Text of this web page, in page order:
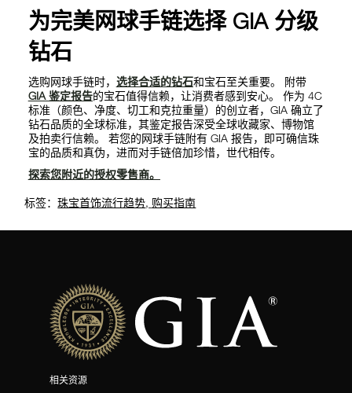
为完美网球手链选择 GIA 分级
钻石
选购网球手链时， 选择合适的钻石和宝石至关重要。 附带
GIA 鉴定报告的宝石值得信赖，让消费者感到安心。 作为 4C
标准（颜色、净度、切工和克拉重量）的创立者，GIA 确立了
钻石品质的全球标准，其鉴定报告深受全球收藏家、博物馆
及拍卖行信赖。 若您的网球手链附有 GIA 报告，即可确信珠
宝的品质和真伪，进而对手链倍加珍惜，世代相传。
探索您附近的授权零售商。
标签：珠宝首饰流行趋势, 购买指南
相关资源